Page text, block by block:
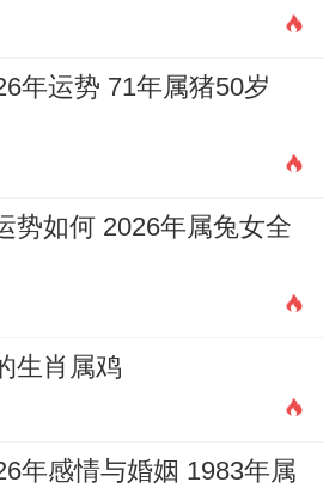
锅甜汤圆或糖水，全家分
活甜甜蜜蜜，幸福美
的开始，为新家每位成员
告别旧日，开启崭新的
安宁与舒适！
于营造与谐居住环境至关
口，宜保持明亮整洁、
放置红色地垫或吉祥植物,
年运势 71年属猪50岁
势如何 2026年属兔女全
生肖属鸡
年感情与婚姻 1983年属